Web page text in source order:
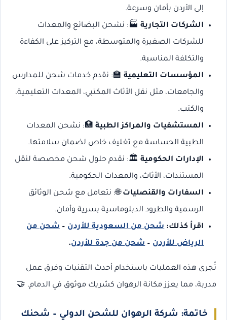
إلى الأردن بأمان وسرعة.
الشركات التجارية🏭: نشحن البضائع والمعدات
للشركات الصغيرة والمتوسطة، مع التركيز على الكفاءة
والتكلفة المناسبة.
المؤسسات التعليمية🏫: نقدم خدمات شحن للمدارس
والجامعات، مثل نقل الأثاث المكتبي، المعدات التعليمية،
والكتب.
المستشفيات والمراكز الطبية🏥: نشحن المعدات
الطبية الحساسة مع تغليف خاص لضمان سلامتها.
الإدارات الحكومية🏛️: نقدم حلول شحن مخصصة لنقل
المستندات، الأثاث، والمعدات الحكومية.
السفارات والقنصليات🌐: نتعامل مع شحن الوثائق
الرسمية والطرود الدبلوماسية بسرية وأمان.
اقرأ كذلك:شحن من السعودية للأردن –شحن من
الرياض للأردن –شحن من جدة للأردن.
تُجرى هذه العمليات باستخدام أحدث التقنيات وفرق عمل
مدربة، مما يعزز مكانة الرهوان كشريك موثوق في الدمام. 🤝
خاتمة: شركة الرهوان للشحن الدولي – شحنك